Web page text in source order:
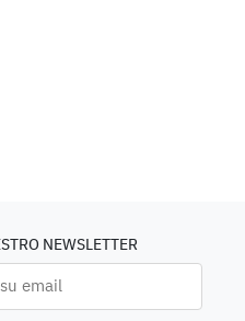
NEWSLETTER